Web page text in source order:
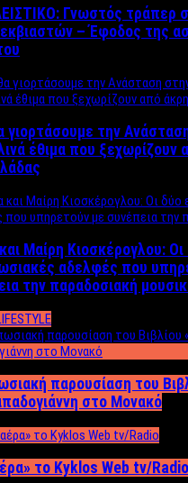
Γνωστός τράπερ
– Έφοδος της
γιορτάσουμε την
έθιμα που ξεχωρίζουν
Μαίρη Κιοσκέρογλου: Οι
αδελφές που
την παραδοσιακή
παρουσίαση του
στο Μονακό
το Kyklos Web tv/Radio